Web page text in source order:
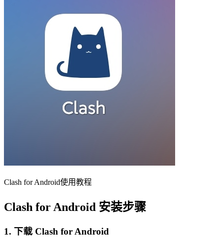
Clash for Android使用教程
Clash for Android 安装步骤
1. 下载 Clash for Android